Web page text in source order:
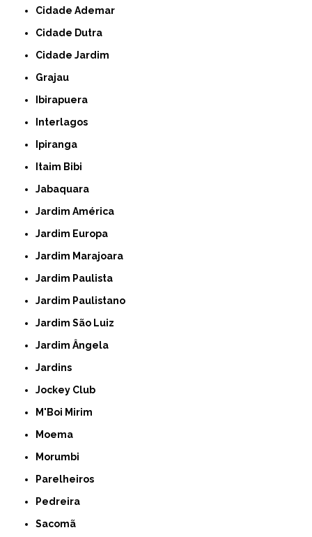
Cidade Ademar
Cidade Dutra
Cidade Jardim
Grajau
Ibirapuera
Interlagos
Ipiranga
Itaim Bibi
Jabaquara
Jardim América
Jardim Europa
Jardim Marajoara
Jardim Paulista
Jardim Paulistano
Jardim São Luiz
Jardim Ângela
Jardins
Jockey Club
M'Boi Mirim
Moema
Morumbi
Parelheiros
Pedreira
Sacomã